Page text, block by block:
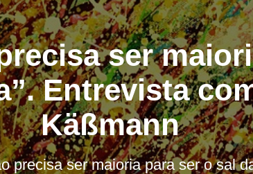
ser
Entrevista
Käßmann
precisa ser maioria para ser o sal